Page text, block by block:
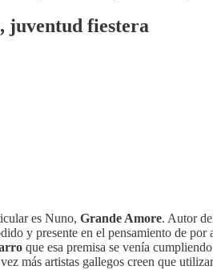
juventud fiestera
es Nuno, Grande Amore. Autor
y presente en el pensamiento de
que esa premisa se venía
más artistas gallegos creen que